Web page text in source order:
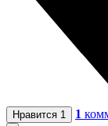
Нравится 1 1